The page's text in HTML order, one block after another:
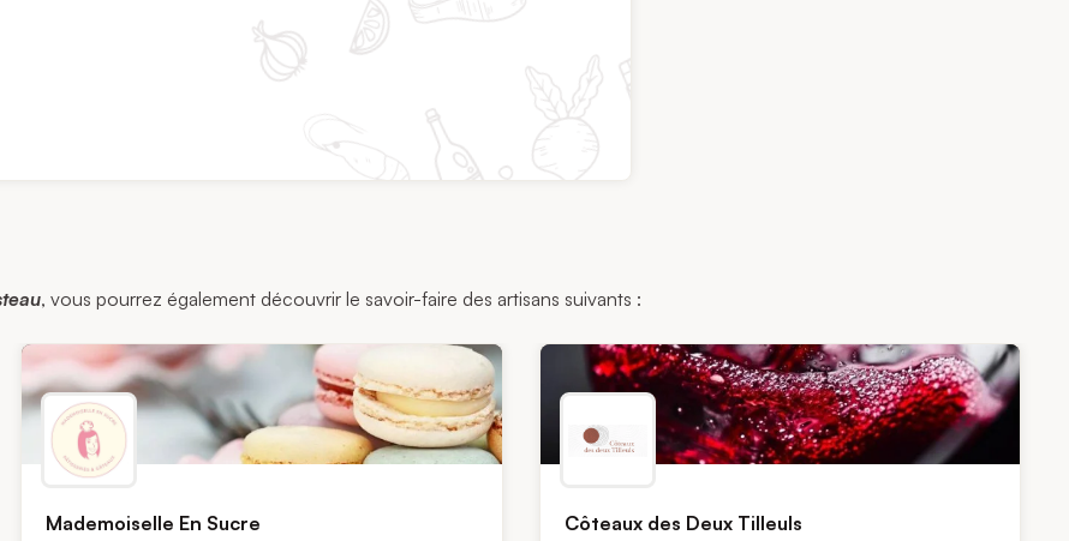
, vous pourrez également découvrir le savoir-faire des artisans suivants :
Mademoiselle En Sucre Côteaux des Deux Tilleuls